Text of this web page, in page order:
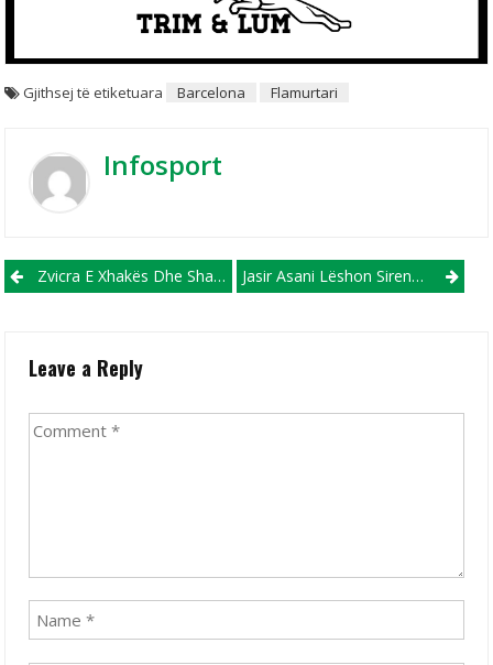
Gjithsej të etiketuara Barcelona Flamurtari
Infosport
Post navigation
Zvicra E Xhakës Dhe Shaqirit Çerekfinalistja E Parë Në Euro 2024 Jasir Asani Lëshon Sirenat Spanjolle (FOTO)
Leave a Reply